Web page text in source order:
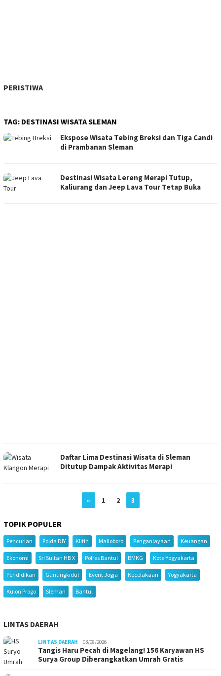
PERISTIWA
TAG: DESTINASI WISATA SLEMAN
Ekspose Wisata Tebing Breksi dan Tiga Candi
di Prambanan Sleman
Destinasi Wisata Lereng Merapi Tutup,
Kaliurang dan Jeep Lava Tour Tetap Buka
Daftar Lima Destinasi Wisata di Sleman
Ditutup Dampak Aktivitas Merapi
« 1 2 3
TOPIK POPULER
Pencurian Polda DIY Klitih Malioboro Penganiayaan Keuangan
Ekonomi Sri Sultan HB X Polres Bantul BMKG Kota Yogyakarta
Pendidikan Gunungkidul Event Jogja Kecelakaan Yogyakarta
Kulon Progo Sleman Bantul
LINTAS DAERAH
LINTAS DAERAH 03/08/2026
Tangis Haru Pecah di Magelang! 156 Karyawan HS
Surya Group Diberangkatkan Umrah Gratis